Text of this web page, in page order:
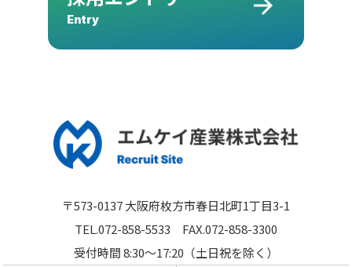
Entry
〒573-0137 大阪府枚方市春日北町1丁目3-1
TEL.072-858-5533 FAX.072-858-3300
受付時間 8:30～17:20（土日祝を除く）